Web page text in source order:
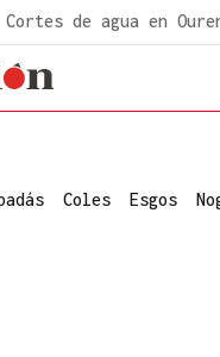
Cortes de agua en
Coles Esgos